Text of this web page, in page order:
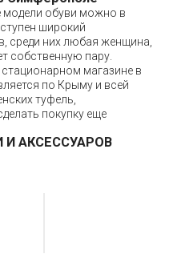
модели обуви можно в
широкий
среди них любая женщина,
собственную пару.
магазине в
по Крыму и всей
туфель,
покупку еще
И АКСЕССУАРОВ